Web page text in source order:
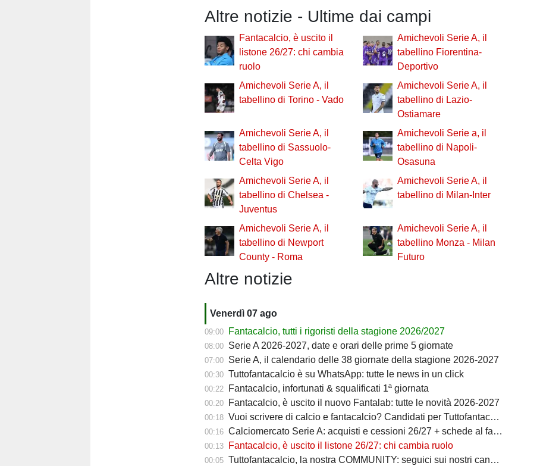
Altre notizie - Ultime dai campi
Fantacalcio, è uscito il
listone 26/27: chi cambia
ruolo
Amichevoli Serie A, il
tabellino Fiorentina-
Deportivo
Amichevoli Serie A, il
tabellino di Torino - Vado
Amichevoli Serie A, il
tabellino di Lazio-
Ostiamare
Amichevoli Serie A, il
tabellino di Sassuolo-
Celta Vigo
Amichevoli Serie a, il
tabellino di Napoli-
Osasuna
Amichevoli Serie A, il
tabellino di Chelsea -
Juventus
Amichevoli Serie A, il
tabellino di Milan-Inter
Amichevoli Serie A, il
tabellino di Newport
County - Roma
Amichevoli Serie A, il
tabellino Monza - Milan
Futuro
Altre notizie
Venerdì 07 ago
09:00 Fantacalcio, tutti i rigoristi della stagione 2026/2027
08:00 Serie A 2026-2027, date e orari delle prime 5 giornate
07:00 Serie A, il calendario delle 38 giornate della stagione 2026-2027
00:30 Tuttofantacalcio è su WhatsApp: tutte le news in un click
00:22 Fantacalcio, infortunati & squalificati 1ª giornata
00:20 Fantacalcio, è uscito il nuovo Fantalab: tutte le novità 2026-2027
00:18 Vuoi scrivere di calcio e fantacalcio? Candidati per Tuttofantacalcio
00:16 Calciomercato Serie A: acquisti e cessioni 26/27 + schede al fantacalcio
00:13 Fantacalcio, è uscito il listone 26/27: chi cambia ruolo
00:05 Tuttofantacalcio, la nostra COMMUNITY: seguici sui nostri canali social